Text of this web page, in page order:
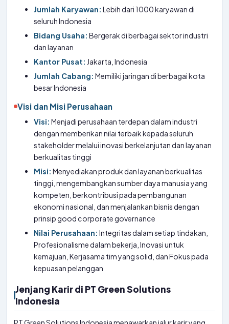
Jumlah Karyawan: Lebih dari 1000 karyawan di
seluruh Indonesia
Bidang Usaha: Bergerak di berbagai sektor industri
dan layanan
Kantor Pusat: Jakarta, Indonesia
Jumlah Cabang: Memiliki jaringan di berbagai kota
besar Indonesia
Visi dan Misi Perusahaan
Visi: Menjadi perusahaan terdepan dalam industri
dengan memberikan nilai terbaik kepada seluruh
stakeholder melalui inovasi berkelanjutan dan layanan
berkualitas tinggi
Misi: Menyediakan produk dan layanan berkualitas
tinggi, mengembangkan sumber daya manusia yang
kompeten, berkontribusi pada pembangunan
ekonomi nasional, dan menjalankan bisnis dengan
prinsip good corporate governance
Nilai Perusahaan: Integritas dalam setiap tindakan,
Profesionalisme dalam bekerja, Inovasi untuk
kemajuan, Kerjasama tim yang solid, dan Fokus pada
kepuasan pelanggan
Jenjang Karir di PT Green Solutions
Indonesia